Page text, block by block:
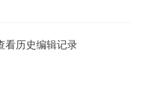
看历史编辑记录